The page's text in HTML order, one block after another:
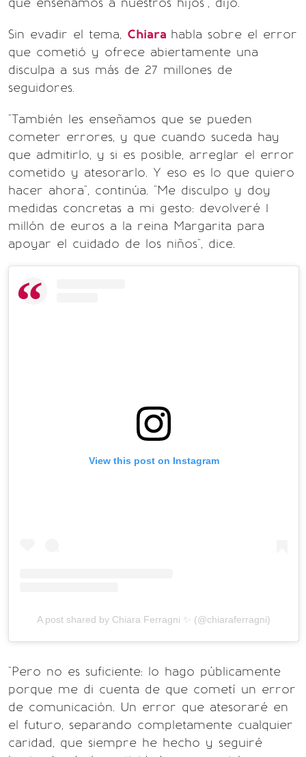
Sin evadir el tema, Chiara habla sobre el error
que cometió y ofrece abiertamente una
disculpa a sus más de 27 millones de
seguidores.
"También les enseñamos que se pueden
cometer errores, y que cuando suceda hay
que admitirlo, y si es posible, arreglar el error
cometido y atesorarlo. Y eso es lo que quiero
hacer ahora", continúa. "Me disculpo y doy
medidas concretas a mi gesto: devolveré 1
millón de euros a la reina Margarita para
apoyar el cuidado de los niños", dice.
View this post on Instagram
A post shared by Chiara Ferragni ✨ (@chiaraferragni)
"Pero no es suficiente: lo hago públicamente
porque me di cuenta de que cometí un error
de comunicación. Un error que atesoraré en
el futuro, separando completamente cualquier
caridad, que siempre he hecho y seguiré